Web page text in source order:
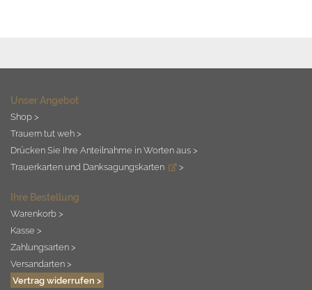
Unser Angebot
Shop >
Trauern tut weh >
Drücken Sie Ihre Anteilnahme in Worten aus >
Trauerkarten und Danksagungskarten
>
Ihre Bestellung
Warenkorb >
Kasse >
Zahlungsarten >
Versandarten >
Vertrag widerrufen >